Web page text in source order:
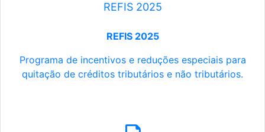
REFIS 2025
REFIS 2025
Programa de incentivos e reduções especiais para
quitação de créditos tributários e não tributários.